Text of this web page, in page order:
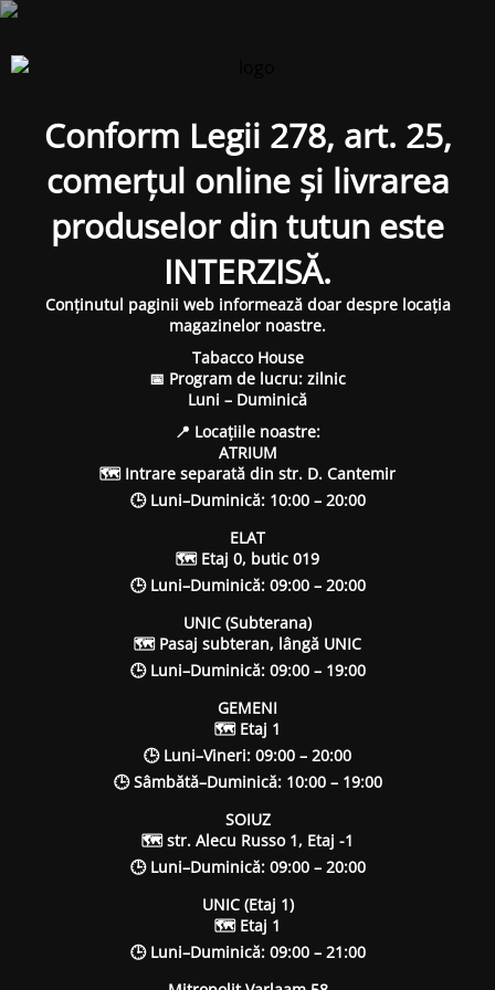
Conform Legii 278, art. 25,
comerțul online și livrarea
produselor din tutun este
INTERZISĂ.
Conținutul paginii web informează doar despre locația
magazinelor noastre.
Tabacco House
📅 Program de lucru: zilnic
Luni – Duminică
📍 Locațiile noastre:
ATRIUM
🗺 Intrare separată din str. D. Cantemir
🕒 Luni–Duminică: 10:00 – 20:00
ELAT
🗺 Etaj 0, butic 019
🕒 Luni–Duminică: 09:00 – 20:00
UNIC (Subterana)
🗺 Pasaj subteran, lângă UNIC
🕒 Luni–Duminică: 09:00 – 19:00
GEMENI
🗺 Etaj 1
🕒 Luni–Vineri: 09:00 – 20:00
🕒 Sâmbătă–Duminică: 10:00 – 19:00
SOIUZ
🗺 str. Alecu Russo 1, Etaj -1
🕒 Luni–Duminică: 09:00 – 20:00
UNIC (Etaj 1)
🗺 Etaj 1
🕒 Luni–Duminică: 09:00 – 21:00